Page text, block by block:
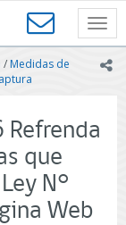
/ Medidas de
Refrenda
que
N°
Web